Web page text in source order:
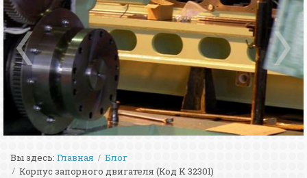
Вы здесь: Главная
Блог
Корпус запорного двигателя (Код K 32301)